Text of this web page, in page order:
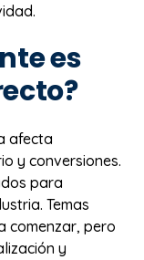
es
afecta
y conversiones.
para
Temas
comenzar, pero
y